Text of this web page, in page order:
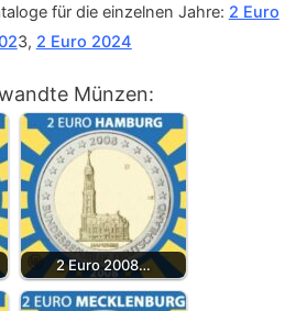
für die einzelnen Jahre: 2 Euro
3, 2 Euro 2024
Münzen:
2 Euro 2008…